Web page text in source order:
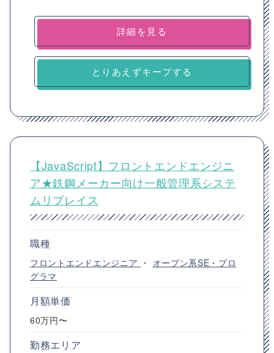
詳細を見る
とりあえずキープする
【JavaScript】フロントエンドエンジニ
ア★鉄鋼メーカー向け一般管理系システ
ムリプレイス
職種
フロントエンドエンジニア ・ オープン系SE・プロ
グラマ
月額単価
60万円〜
勤務エリア